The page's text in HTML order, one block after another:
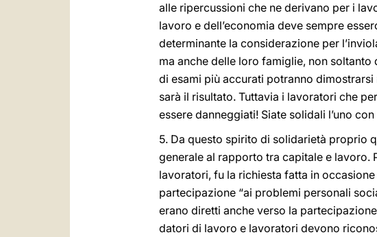
alle ripercussioni che ne derivano per i
lavoro e dell’economia deve sempre
determinante la considerazione per
ma anche delle loro famiglie, non
di esami più accurati potranno
sarà il risultato. Tuttavia i lavoratori che
essere danneggiati! Siate solidali l’uno
5. Da questo spirito di solidarietà proprio
generale al rapporto tra capitale e
lavoratori, fu la richiesta fatta in
partecipazione “ai problemi personali
erano diretti anche verso la
datori di lavoro e lavoratori devono